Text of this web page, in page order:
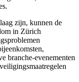
zijn, kunnen de
in Zürich
branche-evenementen